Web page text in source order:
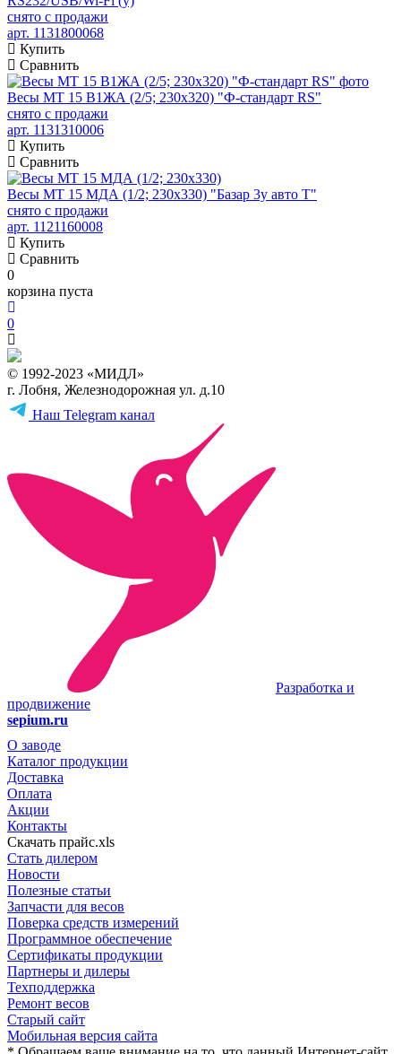
снято с продажи
арт. 1131800068
Купить
Сравнить
Весы МТ 15 В1ЖА (2/5; 230х320) "Ф-стандарт RS"
снято с продажи
арт. 1131310006
Купить
Сравнить
Весы МТ 15 МДА (1/2; 230х330) "Базар 3у авто Т"
снято с продажи
арт. 1121160008
Купить
Сравнить
0
корзина пуста
0
© 1992-2023 «МИДЛ»
г. Лобня, Железнодорожная ул. д.10
Наш Telegram канал
Разработка и
продвижение
sepium.ru
О заводе
Каталог продукции
Доставка
Оплата
Акции
Контакты
Скачать прайс.xls
Стать дилером
Новости
Полезные статьи
Запчасти для весов
Поверка средств измерений
Программное обеспечение
Сертификаты продукции
Партнеры и дилеры
Техподдержка
Ремонт весов
Старый сайт
Мобильная версия сайта